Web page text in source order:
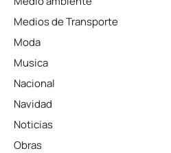
Medios de Transporte
Moda
Musica
Nacional
Navidad
Noticias
Obras